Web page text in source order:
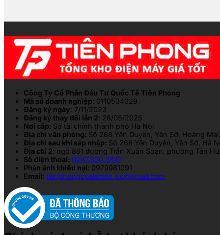
Công Ty Cổ Phần Đầu Tư Quốc Tế Tiên Phong
Mã số doanh nghiệp: 0110534029
Đăng ký ngày: 7/11/2023
Đăng ký thay đổi lần 2: 28/05/2025
Nơi cấp: Sở tài chính thành phố Hà Nội
Địa chỉ văn phòng: Số 268 Yên Duyên, Yên Sở, Hoàng
Địa chỉ sau khi sáp nhập: Số 268 Yên Duyên, Yên Sở, Hà
Địa chỉ 2: ngõ 861 đường Trần Xuân Soạn, phường Tân
Số điện thoại: 0247.300.3847
Phản ánh khiếu nại: 0979981091
Email: tienphongcpelectric.jsc@gmail.com